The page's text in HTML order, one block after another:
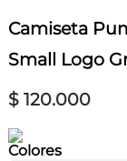
Camiseta
Small Logo
$ 120.000
Colores